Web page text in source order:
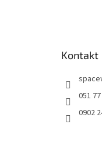
Kontakt
051
0902